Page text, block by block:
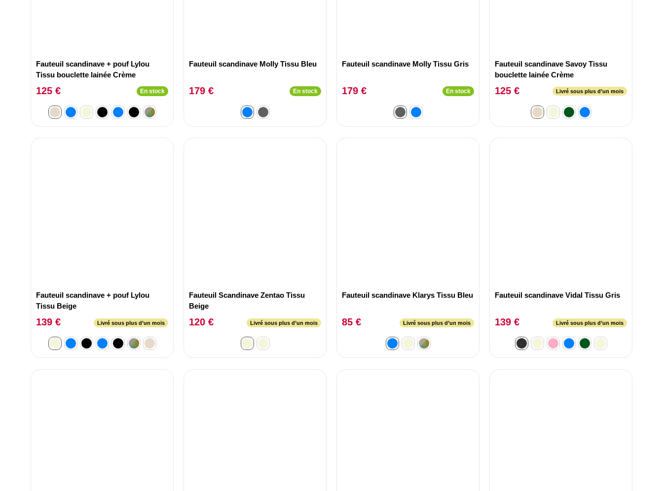
Fauteuil scandinave + pouf Lylou
Tissu bouclette lainée Crème
125 € En stock
Fauteuil scandinave Molly Tissu Bleu
179 € En stock
Fauteuil scandinave Molly Tissu Gris
179 € En stock
Fauteuil scandinave Savoy Tissu
bouclette lainée Crème
125 € Livré sous plus d’un mois
Fauteuil scandinave + pouf Lylou
Tissu Beige
139 € Livré sous plus d’un mois
Fauteuil Scandinave Zentao Tissu
Beige
120 € Livré sous plus d’un mois
Fauteuil scandinave Klarys Tissu Bleu
85 € Livré sous plus d’un mois
Fauteuil scandinave Vidal Tissu Gris
139 € Livré sous plus d’un mois